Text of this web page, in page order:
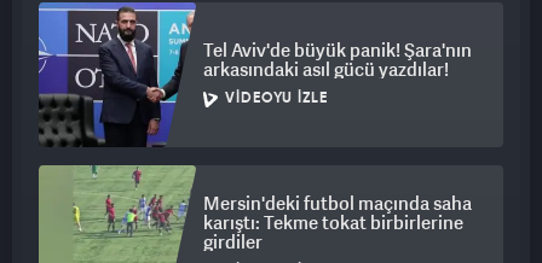
Tel Aviv'de büyük panik! Şara'nın
arkasındaki asıl gücü yazdılar!
VIDEOYU İZLE
Mersin'deki futbol maçında saha
karıştı: Tekme tokat birbirlerine
girdiler